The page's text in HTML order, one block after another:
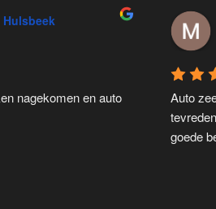
Hulsbeek
nagekomen en auto
Auto
goede